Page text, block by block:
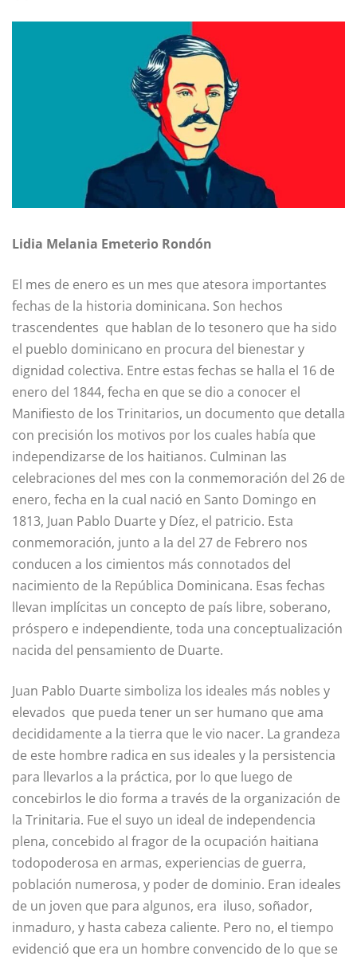
Lidia Melania Emeterio Rondón
El mes de enero es un mes que atesora importantes
fechas de la historia dominicana. Son hechos
trascendentes que hablan de lo tesonero que ha sido
el pueblo dominicano en procura del bienestar y
dignidad colectiva. Entre estas fechas se halla el 16 de
enero del 1844, fecha en que se dio a conocer el
Manifiesto de los Trinitarios, un documento que detalla
con precisión los motivos por los cuales había que
independizarse de los haitianos. Culminan las
celebraciones del mes con la conmemoración del 26 de
enero, fecha en la cual nació en Santo Domingo en
1813, Juan Pablo Duarte y Díez, el patricio. Esta
conmemoración, junto a la del 27 de Febrero nos
conducen a los cimientos más conno­tados del
nacimiento de la República Dominicana. Esas fechas
llevan implícitas un concepto de país libre, soberano,
próspero e independiente, toda una conceptuali­zación
nacida del pensamiento de Duarte.
Juan Pablo Duarte simboliza los ideales más nobles y
elevados que pueda tener un ser humano que ama
decididamente a la tierra que le vio nacer. La grandeza
de este hombre radica en sus ideales y la persistencia
para llevarlos a la práctica, por lo que luego de
concebirlos le dio forma a través de la organización de
la Trinitaria. Fue el suyo un ideal de independencia
plena, concebido al fragor de la ocupación haitiana
todopoderosa en armas, experiencias de guerra,
población numerosa, y poder de dominio. Eran ideales
de un joven que para algunos, era iluso, soñador,
inmaduro, y hasta cabeza caliente. Pero no, el tiempo
evidenció que era un hombre convencido de lo que se